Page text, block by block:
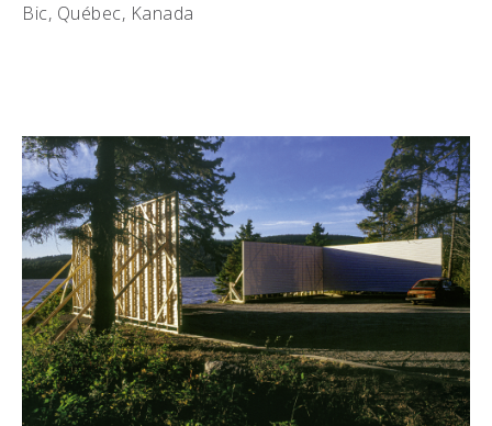
Bic, Québec, Kanada